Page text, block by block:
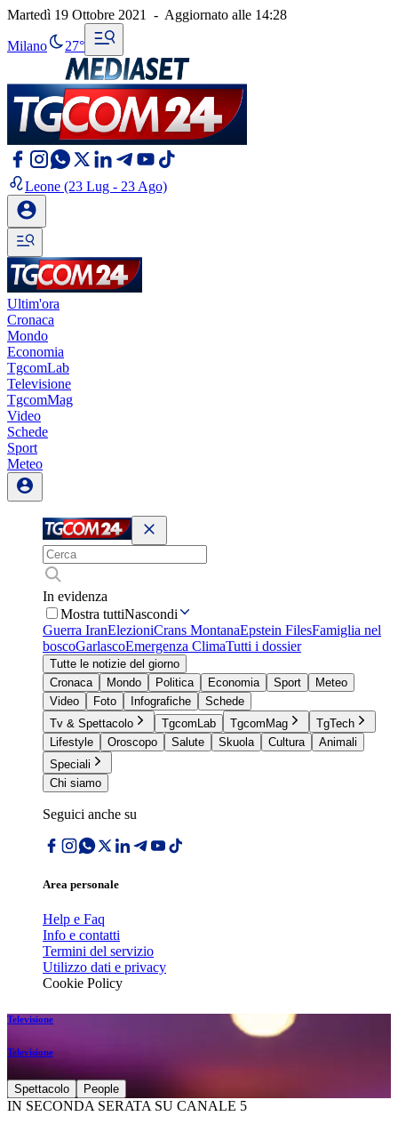
Martedì 19 Ottobre 2021 - Aggiornato alle 14:28
Milano 27°
Leone (23 Lug - 23 Ago)
Ultim'ora
Cronaca
Mondo
Economia
TgcomLab
Televisione
TgcomMag
Video
Schede
Sport
Meteo
In evidenza
Mostra tuttiNascondi
Guerra IranElezioniCrans MontanaEpstein FilesFamiglia nel
boscoGarlascoEmergenza ClimaTutti i dossier
Tutte le notizie del giorno
Cronaca
Mondo Politica Economia Sport
Meteo
Video
Foto Infografiche
Schede
Tv & Spettacolo
TgcomLab TgcomMag
TgTech
Lifestyle
Oroscopo Salute Skuola Cultura
Animali
Speciali
Chi siamo
Seguici anche su
Area personale
Help e Faq
Info e contatti
Termini del servizio
Utilizzo dati e privacy
Cookie Policy
Televisione
Televisione
Spettacolo People
IN SECONDA SERATA SU CANALE 5